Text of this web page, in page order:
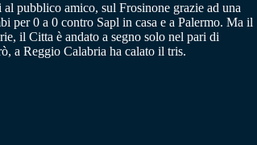
pubblico amico, sul Frosinone grazie ad una
per 0 a 0 contro Sapl in casa e a Palermo. Ma il
il Citta è andato a segno solo nel pari di
a Reggio Calabria ha calato il tris.